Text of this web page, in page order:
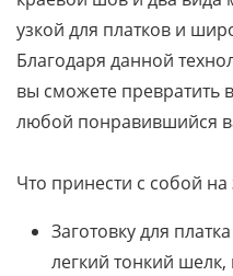
узкой для платков и
Благодаря данной
вы сможете превратить
любой понравившийся
Что принести с собой на
Заготовку для
легкий тонкий